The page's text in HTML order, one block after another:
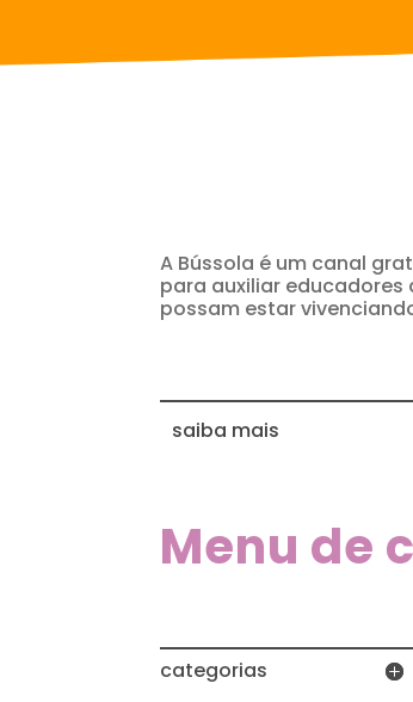
A Bússola é um canal
para auxiliar
possam estar
saiba mais
Menu de
categorias